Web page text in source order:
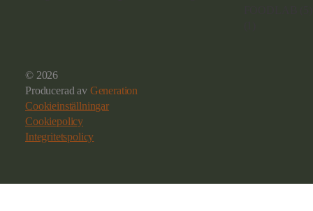
© 2026
Producerad av Generation
Cookieinställningar
Cookiepolicy
Integritetspolicy